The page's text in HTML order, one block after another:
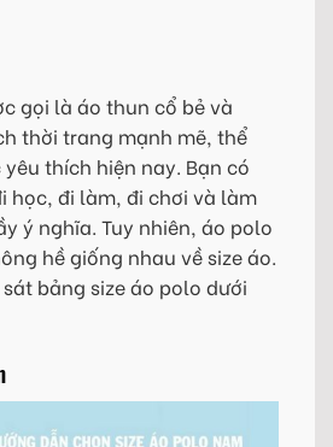
gọi là áo thun cổ bẻ và
thời trang mạnh mẽ, thể
thích hiện nay. Bạn có
học, đi làm, đi chơi và làm
ý nghĩa. Tuy nhiên, áo polo
hề giống nhau về size áo.
bảng size áo polo dưới